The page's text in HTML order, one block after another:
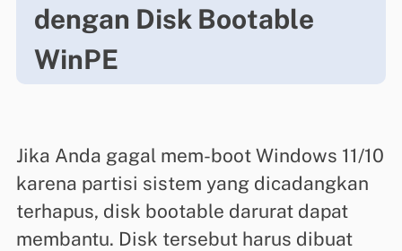
dengan Disk Bootable
WinPE
Jika Anda gagal mem-boot Windows 11/10
karena partisi sistem yang dicadangkan
terhapus, disk bootable darurat dapat
membantu. Disk tersebut harus dibuat